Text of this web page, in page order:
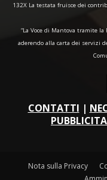
132X La testata fruisce dei
“La Voce di Mantova tramite
aderendo alla carta dei servizi
CONTATTI |
Nota sulla Privacy